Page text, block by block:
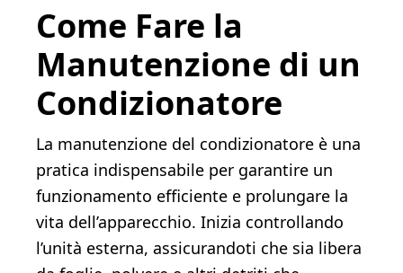
Come Fare la
Manutenzione di un
Condizionatore
La manutenzione del condizionatore è una
pratica indispensabile per garantire un
funzionamento efficiente e prolungare la
vita dell’apparecchio. Inizia controllando
l’unità esterna, assicurandoti che sia libera